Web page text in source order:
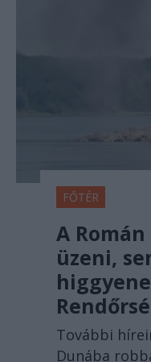
FŐTÉR
A
üzeni,
További
Dunába